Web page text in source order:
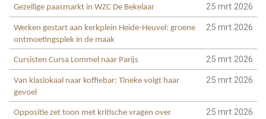
Gezellige paasmarkt in WZC De Bekelaar 25 mrt 2026
Werken gestart aan kerkplein Heide-Heuvel: groene
ontmoetingsplek in de maak
25 mrt 2026
Cursisten Cursa Lommel naar Parijs 25 mrt 2026
Van klaslokaal naar koffiebar: Tineke volgt haar
gevoel
25 mrt 2026
Oppositie zet toon met kritische vragen over
25 mrt 2026